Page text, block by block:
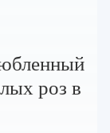
роз в